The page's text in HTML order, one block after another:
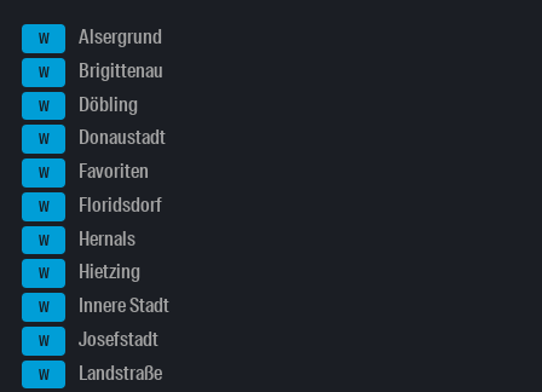
W Alsergrund
W Brigittenau
W Döbling
W Donaustadt
W Favoriten
W Floridsdorf
W Hernals
W Hietzing
W Innere Stadt
W Josefstadt
W Landstraße